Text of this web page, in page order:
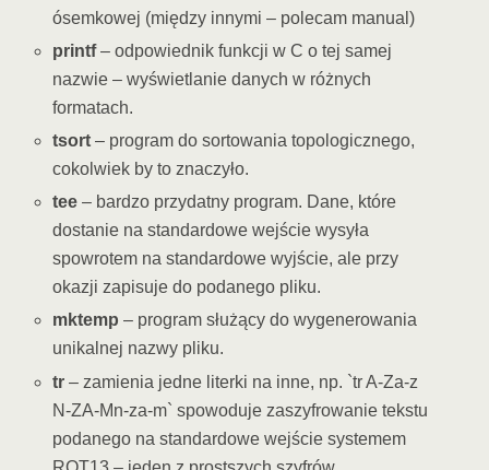
ósemkowej (między innymi – polecam manual)
printf– odpowiednik funkcji w C o tej samej
nazwie – wyświetlanie danych w różnych
formatach.
tsort – program do sortowania topologicznego,
cokolwiek by to znaczyło.
tee – bardzo przydatny program. Dane, które
dostanie na standardowe wejście wysyła
spowrotem na standardowe wyjście, ale przy
okazji zapisuje do podanego pliku.
mktemp – program służący do wygenerowania
unikalnej nazwy pliku.
tr – zamienia jedne literki na inne, np. `tr A-Za-z
N-ZA-Mn-za-m` spowoduje zaszyfrowanie tekstu
podanego na standardowe wejście systemem